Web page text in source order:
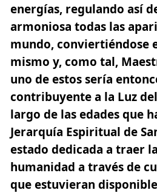
energías, regulando así
armoniosa todas las
mundo, conviertiéndose
mismo y, como tal,
uno de estos sería
contribuyente a la Luz
largo de las edades que
Jerarquía Espiritual de
estado dedicada a traer
humanidad a través de
que estuvieran